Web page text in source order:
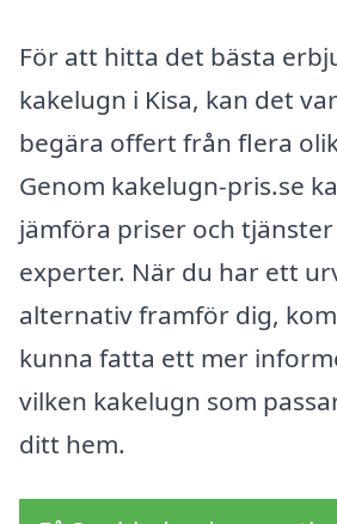
För att hitta det bästa
kakelugn i Kisa, kan det
begära offert från flera
Genom kakelugn-pris.se
jämföra priser och
experter. När du har ett
alternativ framför dig,
kunna fatta ett mer
vilken kakelugn som
ditt hem.